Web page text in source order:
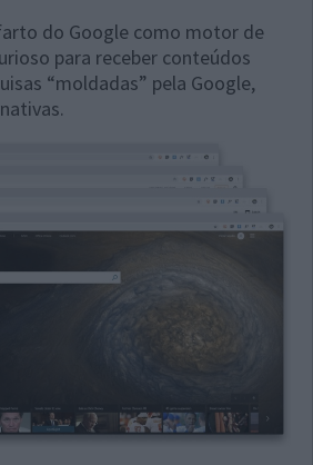
do Google como motor de
para receber conteúdos
“moldadas” pela Google,